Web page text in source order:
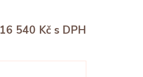
16 540 Kč s DPH